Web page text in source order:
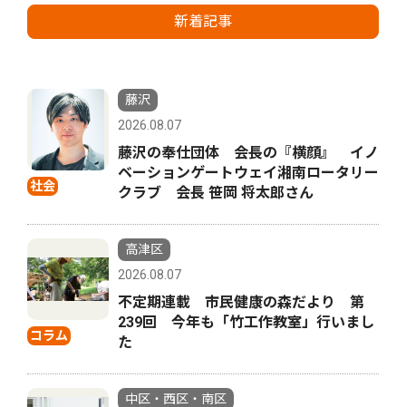
新着記事
社会
藤沢
2026.08.07
藤沢の奉仕団体 会長の『横顔』 イノ
ベーションゲートウェイ湘南ロータリー
クラブ 会長 笹岡 将太郎さん
コラム
高津区
2026.08.07
不定期連載 市民健康の森だより 第
239回 今年も「竹工作教室」行いまし
た
中区・西区・南区